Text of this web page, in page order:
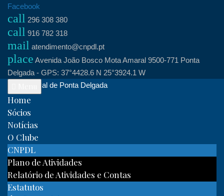
Skip
content
Facebook
call 296 308 380
call 916 782 318
mail atendimento@cnpdl.pt
place Avenida João Bosco Mota Amaral 9500-771 Ponta
Delgada - GPS: 37°4428.6 N 25°3924.1 W
Clube Naval de Ponta Delgada
Home
Sócios
Notícias
O Clube
CNPDL
Plano de Atividades
Relatório de Atividades e Contas
Estatutos